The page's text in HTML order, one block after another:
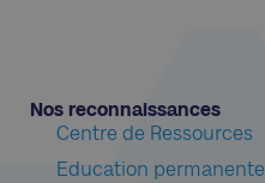
Nos reconnaissances​
Centre de Ressources
Education permanente